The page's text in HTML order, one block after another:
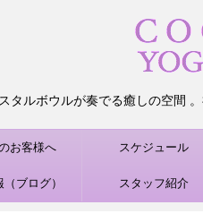
タルボウルが奏でる癒しの空間
お客様へ スケジュール
ブログ） スタッフ紹介